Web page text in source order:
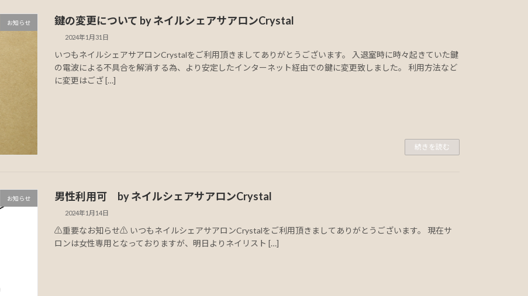
お知らせ 鍵の変更について by ネイルシェアサアロンCrystal
2024年1月31日
いつもネイルシェアサアロンCrystalをご利用頂きましてありがとうございます。 入退室時に時々起きていた鍵
の電波による不具合を解消する為、より安定したインターネット経由での鍵に変更致しました。 利用方法など
に変更はござ […]
続きを読む
お知らせ 男性利用可 by ネイルシェアサアロンCrystal
2024年1月14日
⚠️重要なお知らせ⚠️ いつもネイルシェアサアロンCrystalをご利用頂きましてありがとうございます。 現在サ
ロンは女性専用となっておりますが、明日よりネイリスト […]